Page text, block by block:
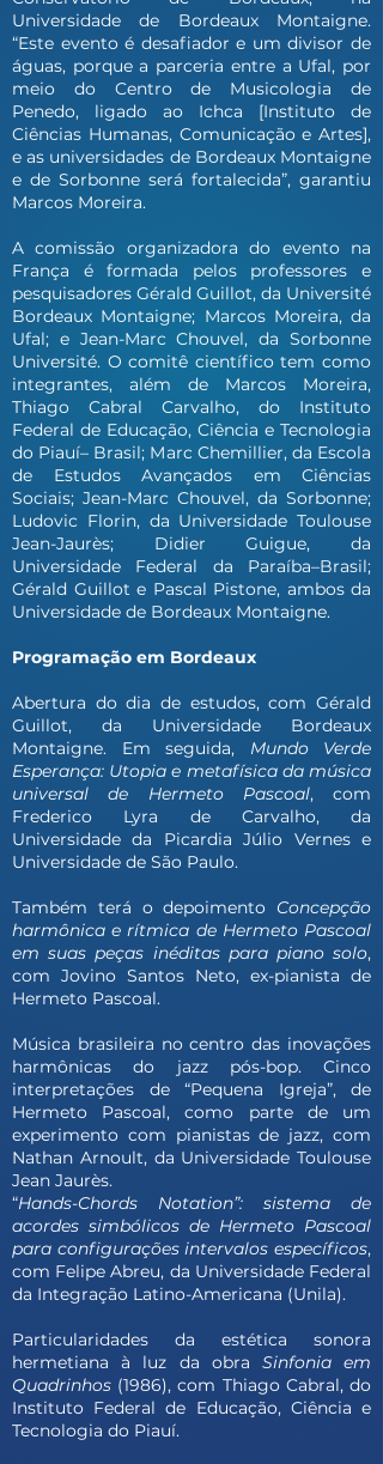
Universidade de Bordeaux Montaigne.
“Este evento é desafiador e um divisor de
águas, porque a parceria entre a Ufal, por
meio do Centro de Musicologia de
Penedo, ligado ao Ichca [Instituto de
Ciências Humanas, Comunicação e Artes],
e as universidades de Bordeaux Montaigne
e de Sorbonne será fortalecida”, garantiu
Marcos Moreira.
A comissão organizadora do evento na
França é formada pelos professores e
pesquisadores Gérald Guillot, da Université
Bordeaux Montaigne; Marcos Moreira, da
Ufal; e Jean-Marc Chouvel, da Sorbonne
Université. O comitê científico tem como
integrantes, além de Marcos Moreira,
Thiago Cabral Carvalho, do Instituto
Federal de Educação, Ciência e Tecnologia
do Piauí– Brasil; Marc Chemillier, da Escola
de Estudos Avançados em Ciências
Sociais; Jean-Marc Chouvel, da Sorbonne;
Ludovic Florin, da Universidade Toulouse
Jean-Jaurès; Didier Guigue, da
Universidade Federal da Paraíba–Brasil;
Gérald Guillot e Pascal Pistone, ambos da
Universidade de Bordeaux Montaigne.
Programação em Bordeaux
Abertura do dia de estudos, com Gérald
Guillot, da Universidade Bordeaux
Montaigne. Em seguida, Mundo Verde
Esperança: Utopia e metafísica da música
universal de Hermeto Pascoal, com
Frederico Lyra de Carvalho, da
Universidade da Picardia Júlio Vernes e
Universidade de São Paulo.
Também terá o depoimento Concepção
harmônica e rítmica de Hermeto Pascoal
em suas peças inéditas para piano solo,
com Jovino Santos Neto, ex-pianista de
Hermeto Pascoal.
Música brasileira no centro das inovações
harmônicas do jazz pós-bop. Cinco
interpretações de “Pequena Igreja”, de
Hermeto Pascoal, como parte de um
experimento com pianistas de jazz, com
Nathan Arnoult, da Universidade Toulouse
Jean Jaurès.
“Hands-Chords Notation”: sistema de
acordes simbólicos de Hermeto Pascoal
para configurações intervalos específicos,
com Felipe Abreu, da Universidade Federal
da Integração Latino-Americana (Unila).
Particularidades da estética sonora
hermetiana à luz da obra Sinfonia em
Quadrinhos (1986), com Thiago Cabral, do
Instituto Federal de Educação, Ciência e
Tecnologia do Piauí.